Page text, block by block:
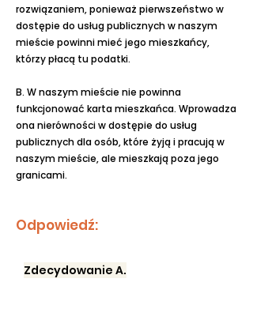
rozwiązaniem, ponieważ pierwszeństwo w
dostępie do usług publicznych w naszym
mieście powinni mieć jego mieszkańcy,
którzy płacą tu podatki.
B. W naszym mieście nie powinna
funkcjonować karta mieszkańca. Wprowadza
ona nierówności w dostępie do usług
publicznych dla osób, które żyją i pracują w
naszym mieście, ale mieszkają poza jego
granicami.
Odpowiedź:
Zdecydowanie A.